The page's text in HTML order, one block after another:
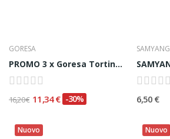
GORESA
PROMO 3 x Goresa Tortino di Pesce Fritto...
16,20 € 11,34 € -30%
SAMYANG
6,50 €
Nuovo Nuovo